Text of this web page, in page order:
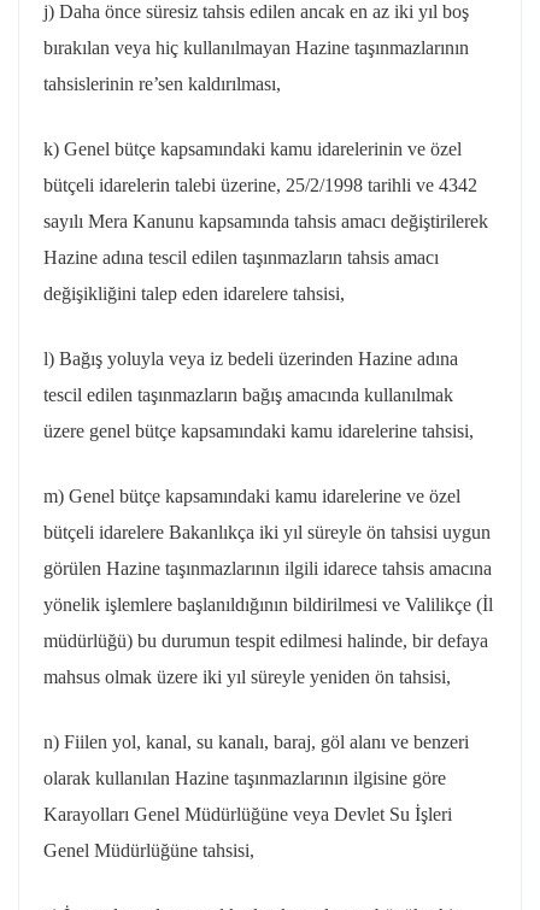
j) Daha önce süresiz tahsis edilen ancak en az iki yıl boş
bırakılan veya hiç kullanılmayan Hazine taşınmazlarının
tahsislerinin re’sen kaldırılması,
k) Genel bütçe kapsamındaki kamu idarelerinin ve özel
bütçeli idarelerin talebi üzerine, 25/2/1998 tarihli ve 4342
sayılı Mera Kanunu kapsamında tahsis amacı değiştirilerek
Hazine adına tescil edilen taşınmazların tahsis amacı
değişikliğini talep eden idarelere tahsisi,
l) Bağış yoluyla veya iz bedeli üzerinden Hazine adına
tescil edilen taşınmazların bağış amacında kullanılmak
üzere genel bütçe kapsamındaki kamu idarelerine tahsisi,
m) Genel bütçe kapsamındaki kamu idarelerine ve özel
bütçeli idarelere Bakanlıkça iki yıl süreyle ön tahsisi uygun
görülen Hazine taşınmazlarının ilgili idarece tahsis amacına
yönelik işlemlere başlanıldığının bildirilmesi ve Valilikçe (İl
müdürlüğü) bu durumun tespit edilmesi halinde, bir defaya
mahsus olmak üzere iki yıl süreyle yeniden ön tahsisi,
n) Fiilen yol, kanal, su kanalı, baraj, göl alanı ve benzeri
olarak kullanılan Hazine taşınmazlarının ilgisine göre
Karayolları Genel Müdürlüğüne veya Devlet Su İşleri
Genel Müdürlüğüne tahsisi,